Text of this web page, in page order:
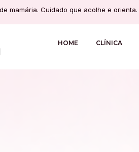
mamária. Cuidado que acolhe e orienta.
HOME CLÍNICA